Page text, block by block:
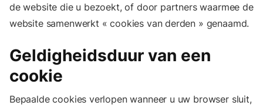
de website die u bezoekt, of door partners waarmee de
website samenwerkt « cookies van derden » genaamd.
Geldigheidsduur van een
cookie
Bepaalde cookies verlopen wanneer u uw browser sluit,